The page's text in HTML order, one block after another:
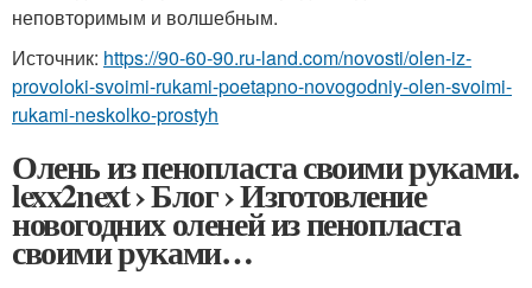
неповторимым и волшебным.
Источник: https://90-60-90.ru-land.com/novosti/olen-iz-
provoloki-svoimi-rukami-poetapno-novogodniy-olen-svoimi-
rukami-neskolko-prostyh
Олень из пенопласта своими руками.
lexx2next › Блог › Изготовление
новогодних оленей из пенопласта
своими руками…